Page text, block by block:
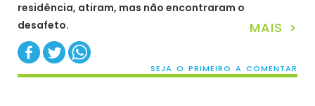
residência, atiram, mas não encontraram o
desafeto.
MAIS >
SEJA O PRIMEIRO A COMENTAR